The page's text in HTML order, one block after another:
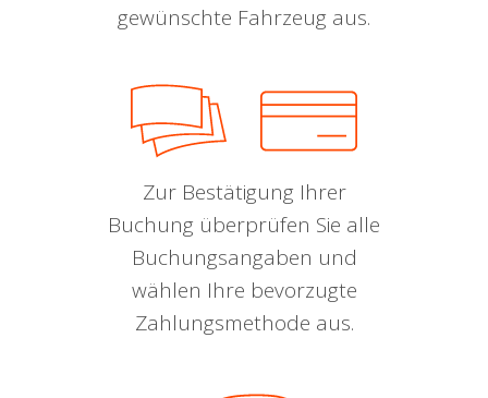
gewünschte Fahrzeug aus.
Zur Bestätigung Ihrer
Buchung überprüfen Sie alle
Buchungsangaben und
wählen Ihre bevorzugte
Zahlungsmethode aus.